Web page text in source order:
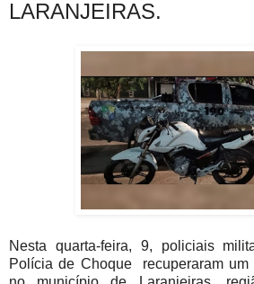
LARANJEIRAS.
Nesta quarta-feira, 9, policiais
Polícia de Choque recuperaram um